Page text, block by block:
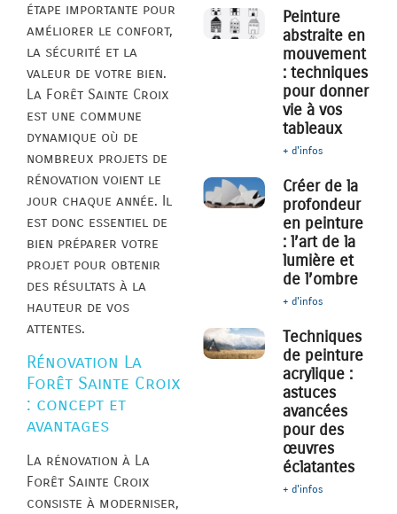
étape importante pour
améliorer le confort,
la sécurité et la
valeur de votre bien.
La Forêt Sainte Croix
est une commune
dynamique où de
nombreux projets de
rénovation voient le
jour chaque année. Il
est donc essentiel de
bien préparer votre
projet pour obtenir
des résultats à la
hauteur de vos
attentes.
Rénovation La
Forêt Sainte Croix
: concept et
avantages
La rénovation à La
Forêt Sainte Croix
consiste à moderniser,
Peinture
abstraite en
mouvement
: techniques
pour donner
vie à vos
tableaux
+ d'infos
Créer de la
profondeur
en peinture
: l’art de la
lumière et
de l’ombre
+ d'infos
Techniques
de peinture
acrylique :
astuces
avancées
pour des
œuvres
éclatantes
+ d'infos